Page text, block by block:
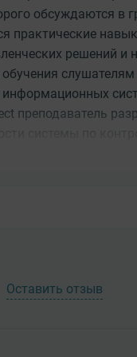
обсуждаются в
практические
решений и
преподаватель
Высшее
управления
Оставить отзыв